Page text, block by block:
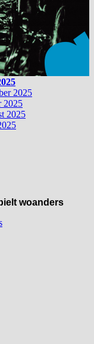
2025
woanders